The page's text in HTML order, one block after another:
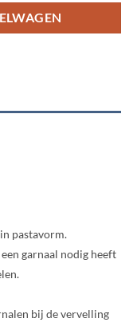
pastavorm.
garnaal nodig heeft
bij de vervelling